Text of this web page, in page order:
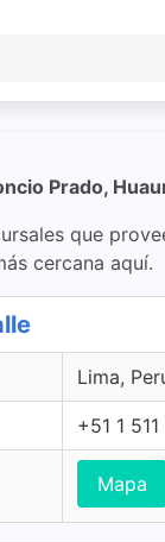
Prado,
que
cercana aquí.
Lima,
+51 1
Mapa